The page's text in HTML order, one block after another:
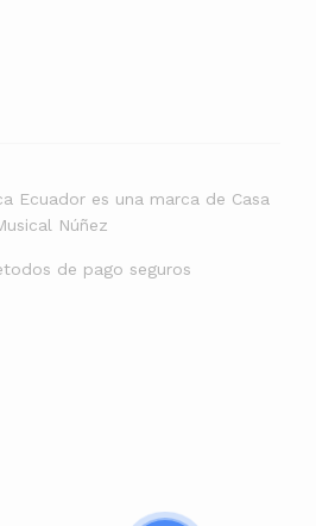
Ecuador es una marca de Casa
Núñez
de pago seguros